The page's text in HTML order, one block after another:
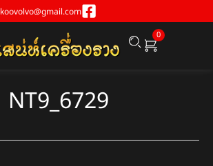
koovolvo@gmail.com
0
NT9_6729